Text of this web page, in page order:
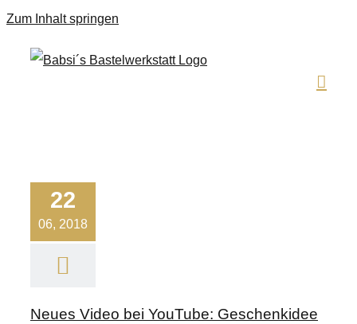
Zum Inhalt springen
22
06, 2018
Neues Video bei YouTube: Geschenkidee